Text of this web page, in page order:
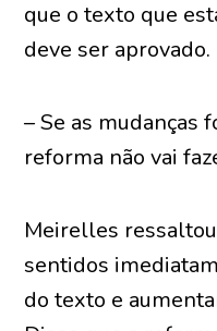
que o texto que
deve ser aprovado.
– Se as mudanças
reforma não vai
Meirelles
sentidos
do texto e